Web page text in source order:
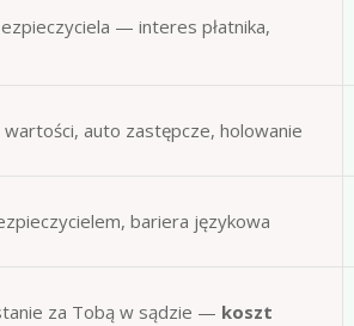
— interes płatnika,
auto zastępcze, holowanie
bariera językowa
za Tobą w sądzie — koszt